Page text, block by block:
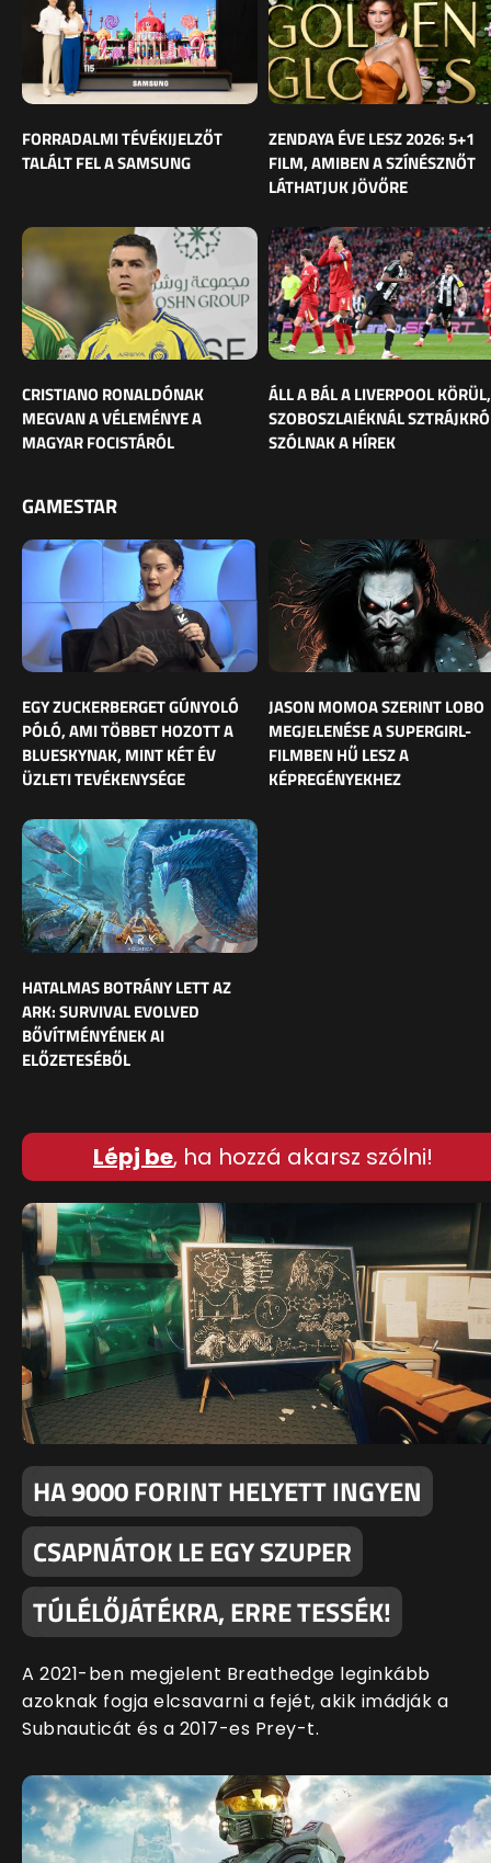
FORRADALMI TÉVÉKIJELZŐT
TALÁLT FEL A SAMSUNG
ZENDAYA ÉVE LESZ 2026: 5+1
FILM, AMIBEN A SZÍNÉSZNŐT
LÁTHATJUK JÖVŐRE
CRISTIANO RONALDÓNAK
MEGVAN A VÉLEMÉNYE A
MAGYAR FOCISTÁRÓL
ÁLL A BÁL A LIVERPOOL KÖRÜL,
SZOBOSZLAIÉKNÁL
SZÓLNAK A HÍREK
GAMESTAR
EGY ZUCKERBERGET GÚNYOLÓ
PÓLÓ, AMI TÖBBET HOZOTT A
BLUESKYNAK, MINT KÉT ÉV
ÜZLETI TEVÉKENYSÉGE
JASON MOMOA SZERINT LOBO
MEGJELENÉSE A SUPERGIRL-
FILMBEN HŰ LESZ A
KÉPREGÉNYEKHEZ
HATALMAS BOTRÁNY LETT AZ
ARK: SURVIVAL EVOLVED
BŐVÍTMÉNYÉNEK AI
ELŐZETESÉBŐL
Lépj be, ha hozzá akarsz szólni!
HA 9000 FORINT HELYETT INGYEN
CSAPNÁTOK LE EGY SZUPER
TÚLÉLŐJÁTÉKRA, ERRE TESSÉK!
A 2021-ben megjelent Breathedge leginkább
azoknak fogja elcsavarni a fejét, akik imádják a
Subnauticát és a 2017-es Prey-t.